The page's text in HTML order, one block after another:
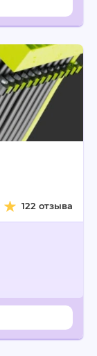
122 отзыва